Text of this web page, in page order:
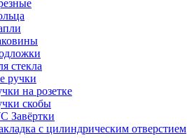
стекла
ручки
на розетке
скобы
Завёртки
с цилиндрическим отверстием